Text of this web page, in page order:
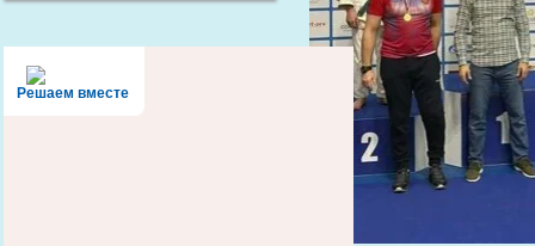
Решаем вместе